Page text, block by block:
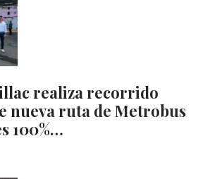
realiza recorrido
nueva ruta de Metrobus
100%…